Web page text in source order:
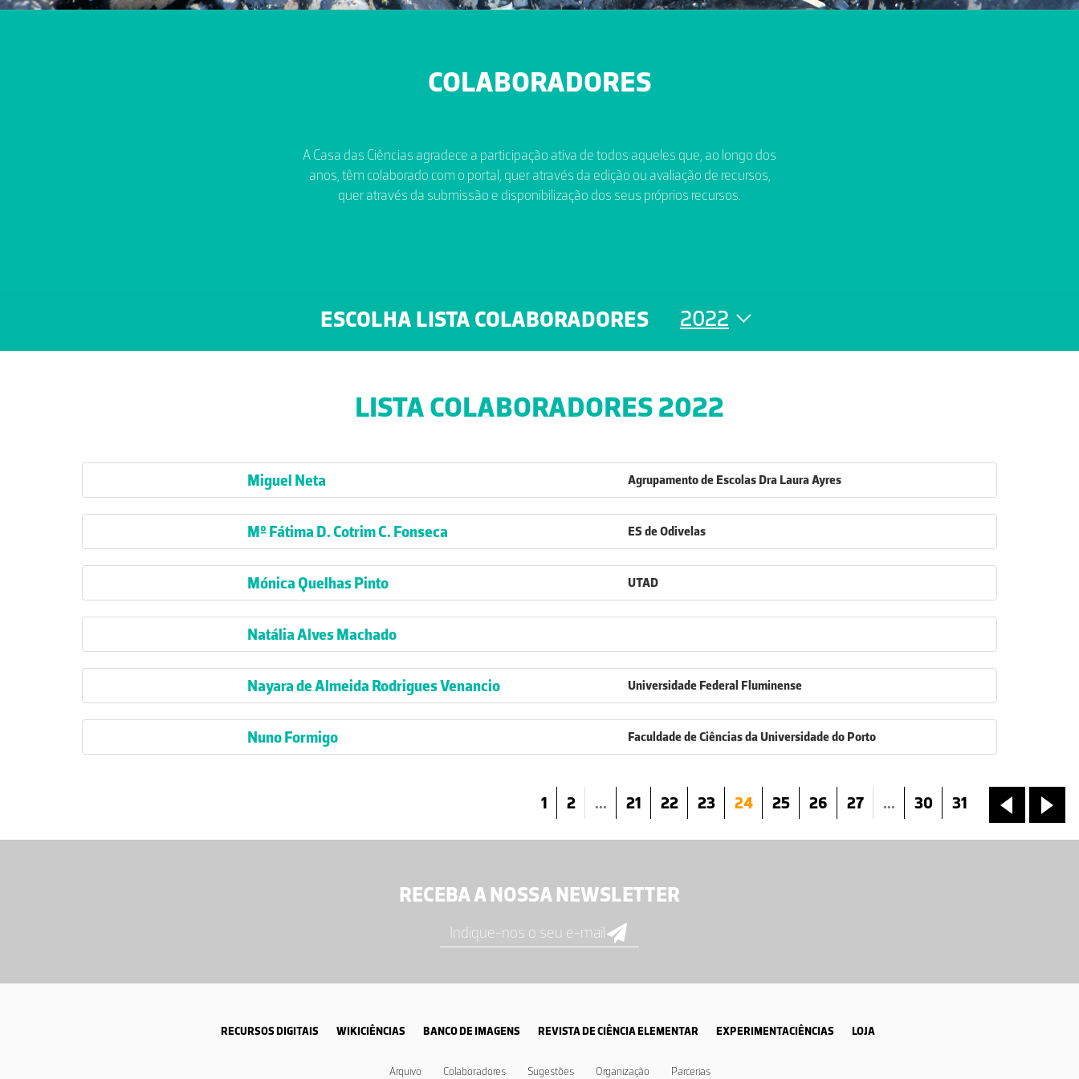
COLABORADORES
A Casa das Ciências agradece a participação ativa de todos aqueles que, ao longo dos
anos, têm colaborado com o portal, quer através da edição ou avaliação de recursos,
quer através da submissão e disponibilização dos seus próprios recursos.
ESCOLHA LISTA COLABORADORES 2022
LISTA COLABORADORES 2022
Miguel Neta Agrupamento de Escolas Dra Laura Ayres
Mº Fátima D. Cotrim C. Fonseca ES de Odivelas
Mónica Quelhas Pinto UTAD
Natália Alves Machado
Nayara de Almeida Rodrigues Venancio Universidade Federal Fluminense
Nuno Formigo Faculdade de Ciências da Universidade do Porto
«
1 2 ... 21 22 23 24 25 26 27 ... 30 31 »
RECEBA A NOSSA NEWSLETTER
RECURSOS DIGITAIS WIKICIÊNCIAS BANCO DE IMAGENS REVISTA DE CIÊNCIA ELEMENTAR EXPERIMENTACIÊNCIAS LOJA
Arquivo Colaboradores Sugestões Organização Parcerias